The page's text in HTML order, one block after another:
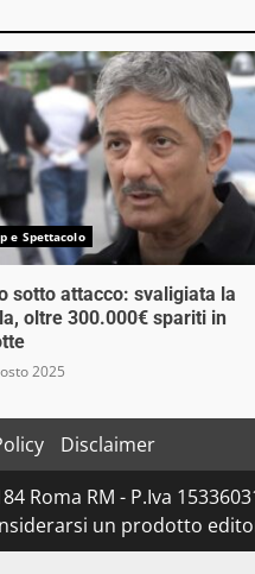
e Spettacolo
sotto attacco: svaligiata la
oltre 300.000€ spariti in
2025
Disclaimer
Roma RM - P.Iva
un prodotto